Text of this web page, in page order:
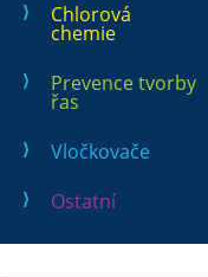
Chlorová
chemie
Prevence tvorby
řas
Vločkovače
Ostatní